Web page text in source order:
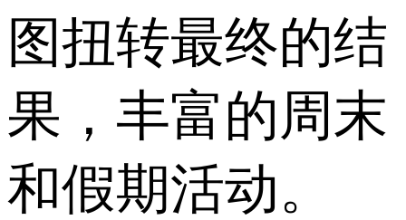
图扭转最终的结
果，丰富的周末
和假期活动。